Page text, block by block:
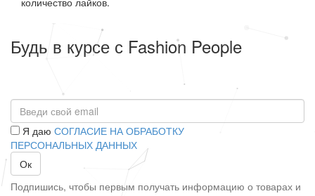
Будь в курсе с Fashion People
Я даю СОГЛАСИЕ НА ОБРАБОТКУ
ПЕРСОНАЛЬНЫХ ДАННЫХ
Ок
Подпишись, чтобы первым получать информацию о товарах и